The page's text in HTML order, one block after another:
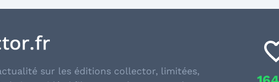
sur les éditions collector, limitées,